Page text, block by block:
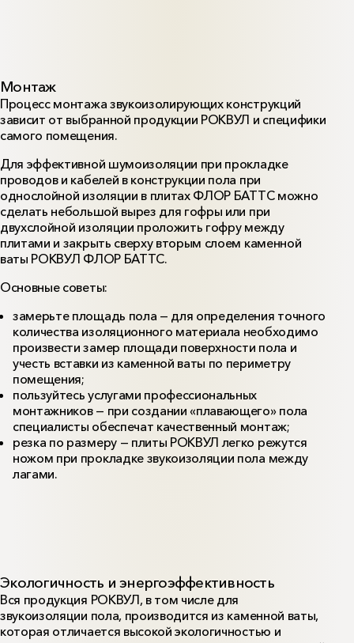
Монтаж
Процесс монтажа звукоизолирующих конструкций
зависит от выбранной продукции РОКВУЛ и специфики
самого помещения.
Для эффективной шумоизоляции при прокладке
проводов и кабелей в конструкции пола при
однослойной изоляции в плитах ФЛОР БАТТС можно
сделать небольшой вырез для гофры или при
двухслойной изоляции проложить гофру между
плитами и закрыть сверху вторым слоем каменной
ваты РОКВУЛ ФЛОР БАТТС.
Основные советы:
замерьте площадь пола — для определения точного
количества изоляционного материала необходимо
произвести замер площади поверхности пола и
учесть вставки из каменной ваты по периметру
помещения;
пользуйтесь услугами профессиональных
монтажников — при создании «плавающего» пола
специалисты обеспечат качественный монтаж;
резка по размеру — плиты РОКВУЛ легко режутся
ножом при прокладке звукоизоляции пола между
лагами.
Экологичность и энергоэффективность
Вся продукция РОКВУЛ, в том числе для
звукоизоляции пола, производится из каменной ваты,
которая отличается высокой экологичностью и